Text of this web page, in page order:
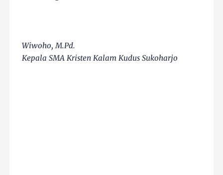
Wiwoho, M.Pd.
Kepala SMA Kristen Kalam Kudus Sukoharjo